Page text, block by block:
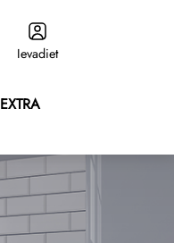
Ievadiet
EXTRA